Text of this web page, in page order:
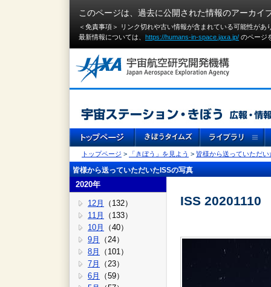
このページは、過去に公開された情報のアーカイ
＜免責事項＞ リンク切れや古い情報が含まれている可能性が
最新情報については、 https://humans-in-space.jaxa.jp/ のページ
トップページ > 「きぼう」を見よう > 皆様から送っていただい
皆様から送っていただいたISSの写真
2020年
12月
（132）
11月
（133）
10月
（40）
9月
（24）
8月
（101）
7月
（23）
6月
（59）
ISS 20201110